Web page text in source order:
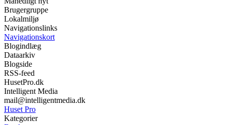
Brugergruppe
Lokalmiljø
Navigationslinks
Navigationskort
Blogindlæg
Dataarkiv
Blogside
RSS-feed
HusetPro.dk
Intelligent Media
mail@intelligentmedia.dk
Huset Pro
Kategorier